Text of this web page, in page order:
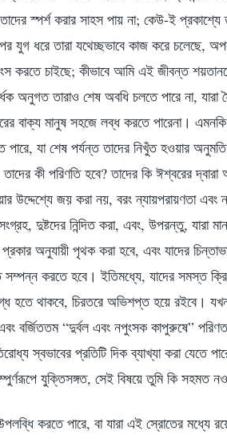
স্পর্শ করার সাহস পায় না; কেউ-ই প্রকাশ্যে
যুগ ধরে তারা যথেচ্ছভাবে কাজ করে চলেছে,
করতে চাইছে; কীভাবে আমি এই জীবন্ত
অনুগত তারাও শেষ অবধি চলতে পারে না,
বাক্য মানুষ সহজে লব্ধ করতে পারেনা।
যা শেষ পর্যন্ত তাদের নিখুঁত হওয়ার
কী পরিণতি হবে? তাদের কি ঈশ্বরের
উদ্দেশ্যে জয় করা নয়, বরং ন্যায়পরায়ণতা এবং
দুষ্টদের নিন্দিত করা, এবং, উপরন্তু, যারা
অনুযায়ী পৃথক করা হবে, এবং যাদের
করতে হবে। ইতিমধ্যে, যাদের সমস্ত
হতে থাকবে, চিরতরে অভিশপ্ত হয়ে
বর্জিততম “দুর্বল এবং নপুংসক কাপুরুষে”
স্বভাবের প্রতিটি দিক ব্যাখ্যা করা
যুক্তিসঙ্গত, সেই বিষয়ে তুমি কি সহমত
করতে পারে, বা যারা এই স্রোতের মধ্যে